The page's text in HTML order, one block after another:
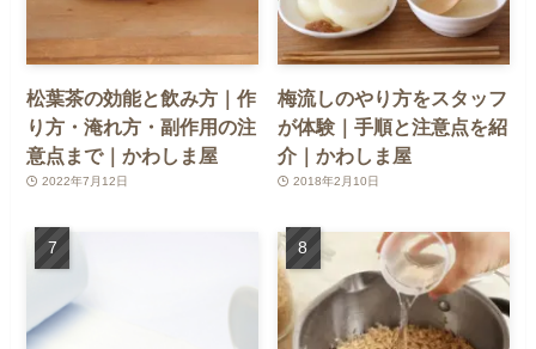
松葉茶の効能と飲み方｜作
り方・淹れ方・副作用の注
意点まで｜かわしま屋
2022年7月12日
梅流しのやり方をスタッフ
が体験｜手順と注意点を紹
介｜かわしま屋
2018年2月10日